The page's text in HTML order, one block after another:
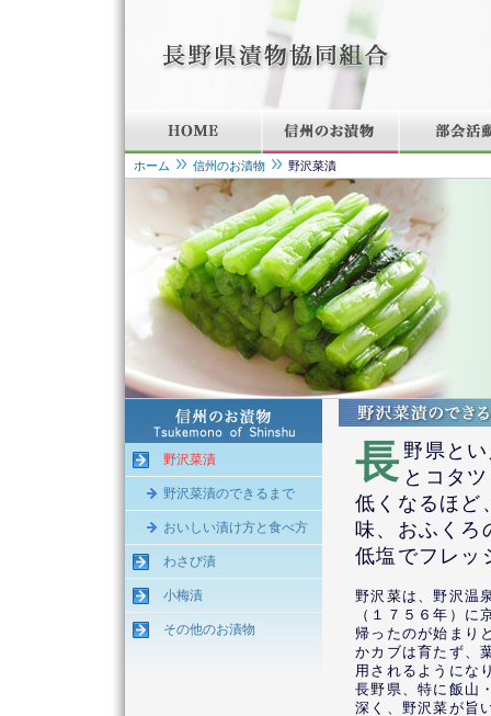
ホーム 信州のお漬物 野沢菜漬
野沢菜漬
野沢菜漬のできるまで
おいしい漬け方と食べ方
わさび漬
小梅漬
その他のお漬物
長 野県と
とコタ
低くなるほど
味、おふくろ
低塩でフレッ
野沢菜は、野沢温
（１７５６年）
帰ったのが始まり
かカブは育たず、
用されるようにな
長野県、特に飯山
深く、野沢菜が旨